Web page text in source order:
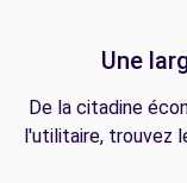
Une
De la citadine
l'utilitaire, trouvez